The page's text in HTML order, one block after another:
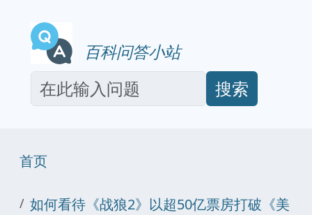
百科问答小站
搜索
首页
如何看待《战狼2》以超50亿票房打破《美